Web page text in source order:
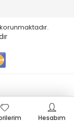
Hesabım